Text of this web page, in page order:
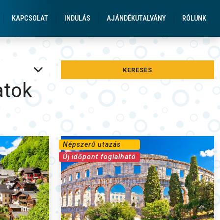
Üdülések
KAPCSOLAT INDULÁS AJÁNDÉKUTALVÁNY RÓLUNK
KERESÉS
Népszerű utazás
Új időpont foglalható